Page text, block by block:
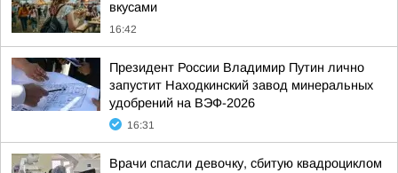
вкусами
16:42
Президент России Владимир Путин лично
запустит Находкинский завод минеральных
удобрений на ВЭФ-2026
16:31
Врачи спасли девочку, сбитую квадроциклом